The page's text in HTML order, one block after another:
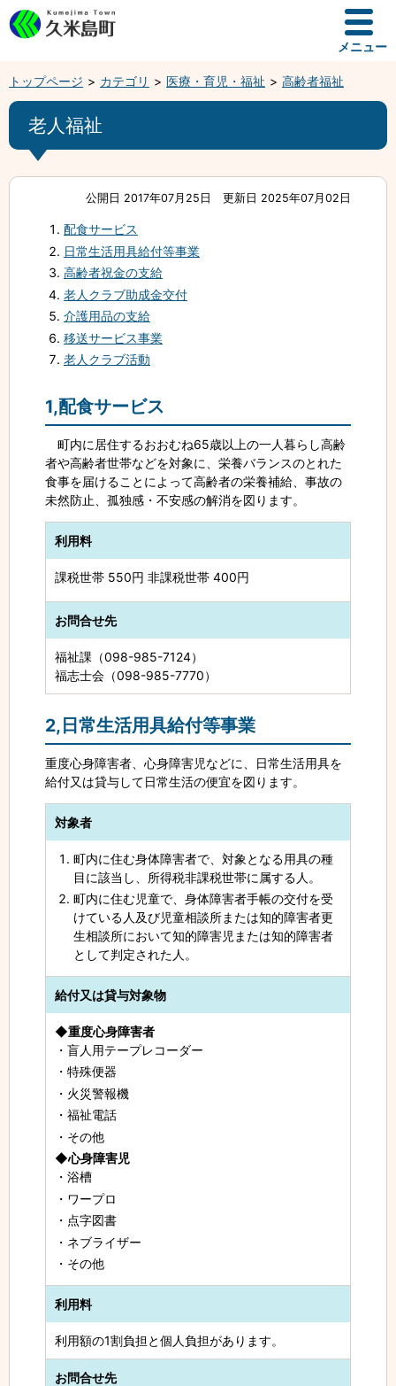
メニュー
トップページ カテゴリ 医療・育児・福祉 高齢者福祉
老人福祉
公開日 2017年07月25日 更新日 2025年07月02日
配食サービス
日常生活用具給付等事業
高齢者祝金の支給
老人クラブ助成金交付
介護用品の支給
移送サービス事業
老人クラブ活動
1,配食サービス
町内に居住するおおむね65歳以上の一人暮らし高齢
者や高齢者世帯などを対象に、栄養バランスのとれた
食事を届けることによって高齢者の栄養補給、事故の
未然防止、孤独感・不安感の解消を図ります。
利用料
課税世帯 550円 非課税世帯 400円
お問合せ先
福祉課（098-985-7124）
福志士会（098-985-7770）
2,日常生活用具給付等事業
重度心身障害者、心身障害児などに、日常生活用具を
給付又は貸与して日常生活の便宜を図ります。
対象者
町内に住む身体障害者で、対象となる用具の種
目に該当し、所得税非課税世帯に属する人。
町内に住む児童で、身体障害者手帳の交付を受
けている人及び児童相談所または知的障害者更
生相談所において知的障害児または知的障害者
として判定された人。
給付又は貸与対象物
◆重度心身障害者
盲人用テープレコーダー
特殊便器
火災警報機
福祉電話
その他
◆心身障害児
浴槽
ワープロ
点字図書
ネブライザー
その他
利用料
利用額の1割負担と個人負担があります。
お問合せ先